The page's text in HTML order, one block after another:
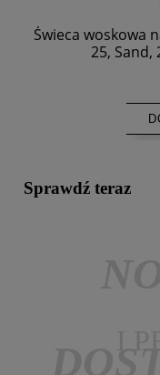
Świeca woskowa
25, Sand,
Sprawdź teraz